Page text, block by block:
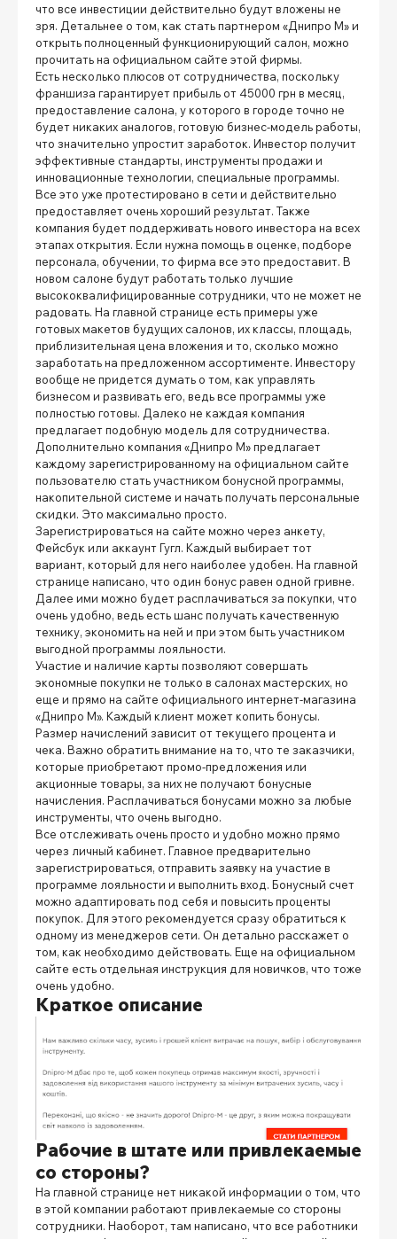
что все инвестиции действительно будут вложены не
зря. Детальнее о том, как стать партнером «Днипро М» и
открыть полноценный функционирующий салон, можно
прочитать на официальном сайте этой фирмы.
Есть несколько плюсов от сотрудничества, поскольку
франшиза гарантирует прибыль от 45000 грн в месяц,
предоставление салона, у которого в городе точно не
будет никаких аналогов, готовую бизнес-модель работы,
что значительно упростит заработок. Инвестор получит
эффективные стандарты, инструменты продажи и
инновационные технологии, специальные программы.
Все это уже протестировано в сети и действительно
предоставляет очень хороший результат. Также
компания будет поддерживать нового инвестора на всех
этапах открытия. Если нужна помощь в оценке, подборе
персонала, обучении, то фирма все это предоставит. В
новом салоне будут работать только лучшие
высококвалифицированные сотрудники, что не может не
радовать. На главной странице есть примеры уже
готовых макетов будущих салонов, их классы, площадь,
приблизительная цена вложения и то, сколько можно
заработать на предложенном ассортименте. Инвестору
вообще не придется думать о том, как управлять
бизнесом и развивать его, ведь все программы уже
полностью готовы. Далеко не каждая компания
предлагает подобную модель для сотрудничества.
Дополнительно компания «Днипро М» предлагает
каждому зарегистрированному на официальном сайте
пользователю стать участником бонусной программы,
накопительной системе и начать получать персональные
скидки. Это максимально просто.
Зарегистрироваться на сайте можно через анкету,
Фейсбук или аккаунт Гугл. Каждый выбирает тот
вариант, который для него наиболее удобен. На главной
странице написано, что один бонус равен одной гривне.
Далее ими можно будет расплачиваться за покупки, что
очень удобно, ведь есть шанс получать качественную
технику, экономить на ней и при этом быть участником
выгодной программы лояльности.
Участие и наличие карты позволяют совершать
экономные покупки не только в салонах мастерских, но
еще и прямо на сайте официального интернет-магазина
«Днипро М». Каждый клиент может копить бонусы.
Размер начислений зависит от текущего процента и
чека. Важно обратить внимание на то, что те заказчики,
которые приобретают промо-предложения или
акционные товары, за них не получают бонусные
начисления. Расплачиваться бонусами можно за любые
инструменты, что очень выгодно.
Все отслеживать очень просто и удобно можно прямо
через личный кабинет. Главное предварительно
зарегистрироваться, отправить заявку на участие в
программе лояльности и выполнить вход. Бонусный счет
можно адаптировать под себя и повысить проценты
покупок. Для этого рекомендуется сразу обратиться к
одному из менеджеров сети. Он детально расскажет о
том, как необходимо действовать. Еще на официальном
сайте есть отдельная инструкция для новичков, что тоже
очень удобно.
Краткое описание
Рабочие в штате или привлекаемые
со стороны?
На главной странице нет никакой информации о том, что
в этой компании работают привлекаемые со стороны
сотрудники. Наоборот, там написано, что все работники